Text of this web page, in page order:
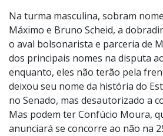
Na turma masculina, sobram
Máximo e Bruno Scheid, a
o aval bolsonarista e parceria de
dos principais nomes na disputa
enquanto, eles não terão pela
deixou seu nome da história do
no Senado, mas desautorizado a
Mas podem ter Confúcio Moura,
anunciará se concorre ao não na